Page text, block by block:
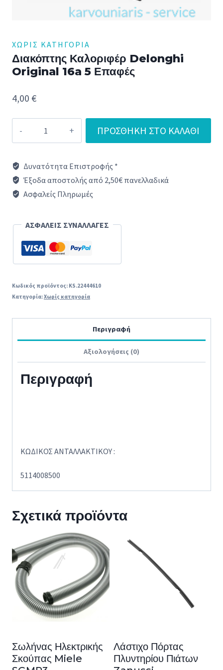
ΧΩΡΊΣ ΚΑΤΗΓΟΡΊΑ
Διακόπτης Καλοριφέρ Delonghi
Original 16a 5 Επαφές
4,00 €
Διακόπτης
Καλοριφέρ
Original
16a
Επαφές
ΠΡΟΣΘΉΚΗ ΣΤΟ ΚΑΛΆΘΙ
Δυνατότητα Επιστροφής *
Έξοδα αποστολής από 2,50€ πανελλαδικά
Ασφαλείς Πληρωμές
ΑΣΦΑΛΕΙΣ ΣΥΝΑΛΛΑΓΕΣ
Κωδικός προϊόντος: KS.22444610
Κατηγορία:Χωρίς κατηγορία
Περιγραφή
Αξιολογήσεις (0)
Περιγραφή
KΩΔΙΚΟΣ ΑΝΤΑΛΛΑΚΤΙΚΟΥ :
5114008500
Σχετικά προϊόντα
Σωλήνας Ηλεκτρικής
Σκούπας Miele
Λάστιχο Πόρτας
Πλυντηρίου Πιάτων